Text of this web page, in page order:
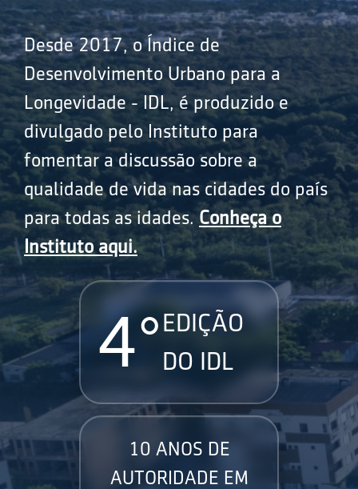
Desde 2017, o Índice de
Desenvolvimento Urbano para a
Longevidade - IDL, é produzido e
divulgado pelo Instituto para
fomentar a discussão sobre a
qualidade de vida nas cidades do país
para todas as idades.Conheça o
Instituto aqui.
4° EDIÇÃO
DO IDL
10 ANOS DE
AUTORIDADE EM